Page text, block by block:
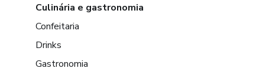
Culinária e gastronomia
Confeitaria
Drinks
Gastronomia